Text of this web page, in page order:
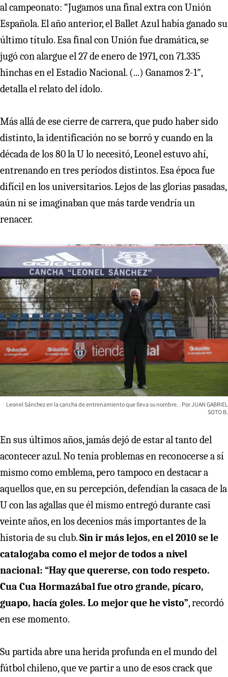
al campeonato: “Jugamos una final extra con Unión
Española. El año anterior, el Ballet Azul había ganado su
último título. Esa final con Unión fue dramática, se
jugó con alargue el 27 de enero de 1971, con 71.335
hinchas en el Estadio Nacional. (...) Ganamos 2-1″,
detalla el relato del ídolo.
Más allá de ese cierre de carrera, que pudo haber sido
distinto, la identificación no se borró y cuando en la
década de los 80 la U lo necesitó, Leonel estuvo ahí,
entrenando en tres períodos distintos. Esa época fue
difícil en los universitarios. Lejos de las glorias pasadas,
aún ni se imaginaban que más tarde vendría un
renacer.
Leonel Sánchez en la cancha de entrenamiento que lleva su nombre.
JUAN GABRIEL
SOTO B.
En sus últimos años, jamás dejó de estar al tanto del
acontecer azul. No tenía problemas en reconocerse a sí
mismo como emblema, pero tampoco en destacar a
aquellos que, en su percepción, defendían la casaca de la
U con las agallas que él mismo entregó durante casi
veinte años, en los decenios más importantes de la
historia de su club.Sin ir más lejos, en el 2010 se le
catalogaba como el mejor de todos a nivel
nacional: “Hay que quererse, con todo respeto.
Cua Cua Hormazábal fue otro grande, pícaro,
guapo, hacía goles. Lo mejor que he visto”, recordó
en ese momento.
Su partida abre una herida profunda en el mundo del
fútbol chileno, que ve partir a uno de esos crack que